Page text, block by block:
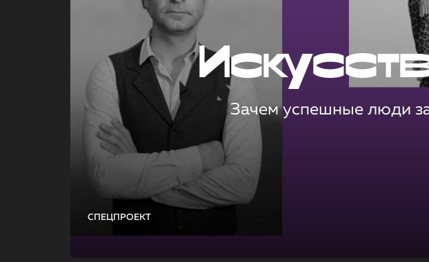
СПЕЦПРОЕКТ
Зачем успешные люди